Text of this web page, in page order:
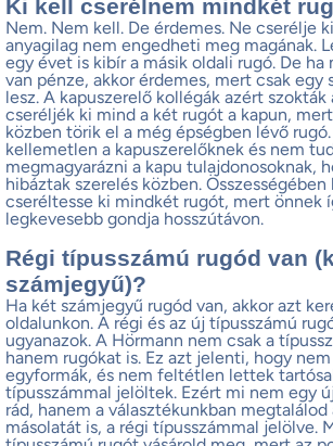
Ki kell cserélnem mindkét
Nem. Nem kell. De érdemes. Ne cserélje
anyagilag nem engedheti meg magának.
egy évet is kibír a másik oldali rugó. De
van pénze, akkor érdemes, mert csak egy
lesz. A kapuszerelő kollégák azért szokták
cseréljék ki mind a két rugót a kapun,
közben törik el a még épségben lévő
kellemetlen a kapuszerelőknek és nem
megmagyarázni a kapu tulajdonosoknak,
hibáztak szerelés közben.
cseréltesse ki mindkét rugót, mert önnek
legkevesebb gondja hosszútávon.
Régi típusszámú rugód van
számjegyű)?
Ha két számjegyű rugód van, akkor azt
oldalunkon. A régi és az új típusszámú
ugyanazok. A Hörmann nem csak a
hanem rugókat is. Ez azt jelenti, hogy
egyformák, és nem feltétlen lettek
típusszámmal jelöltek. Ezért mi nem egy
rád, hanem a választékunkban megtalálod
másolatát is, a régi típusszámmal jelölve.